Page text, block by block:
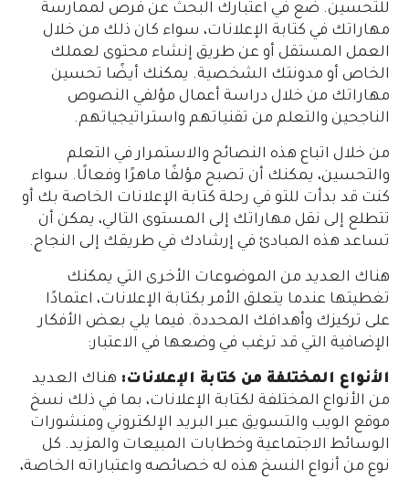
للتحسين. ضع في اعتبارك البحث عن فرص لممارسة
مهاراتك في كتابة الإعلانات، سواء كان ذلك من خلال
العمل المستقل أو عن طريق إنشاء محتوى لعملك
الخاص أو مدونتك الشخصية. يمكنك أيضًا تحسين
مهاراتك من خلال دراسة أعمال مؤلفي النصوص
الناجحين والتعلم من تقنياتهم واستراتيجياتهم.
من خلال اتباع هذه النصائح والاستمرار في التعلم
والتحسين، يمكنك أن تصبح مؤلفًا ماهرًا وفعالًا. سواء
كنت قد بدأت للتو في رحلة كتابة الإعلانات الخاصة بك أو
تتطلع إلى نقل مهاراتك إلى المستوى التالي، يمكن أن
تساعد هذه المبادئ في إرشادك في طريقك إلى النجاح.
هناك العديد من الموضوعات الأخرى التي يمكنك
تغطيتها عندما يتعلق الأمر بكتابة الإعلانات، اعتمادًا
على تركيزك وأهدافك المحددة. فيما يلي بعض الأفكار
الإضافية التي قد ترغب في وضعها في الاعتبار:
الأنواع المختلفة من كتابة الإعلانات: هناك العديد
من الأنواع المختلفة لكتابة الإعلانات، بما في ذلك نسخ
موقع الويب والتسويق عبر البريد الإلكتروني ومنشورات
الوسائط الاجتماعية وخطابات المبيعات والمزيد. كل
نوع من أنواع النسخ هذه له خصائصه واعتباراته الخاصة،